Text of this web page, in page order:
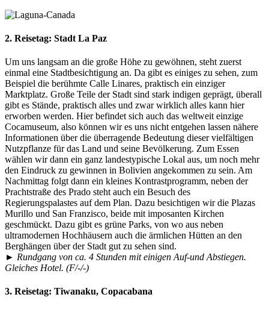
2. Reisetag: Stadt La Paz
Um uns langsam an die große Höhe zu gewöhnen, steht zuerst
einmal eine Stadtbesichtigung an. Da gibt es einiges zu sehen, zum
Beispiel die berühmte Calle Linares, praktisch ein einziger
Marktplatz. Große Teile der Stadt sind stark indigen geprägt, überall
gibt es Stände, praktisch alles und zwar wirklich alles kann hier
erworben werden. Hier befindet sich auch das weltweit einzige
Cocamuseum, also können wir es uns nicht entgehen lassen nähere
Informationen über die überragende Bedeutung dieser vielfältigen
Nutzpflanze für das Land und seine Bevölkerung. Zum Essen
wählen wir dann ein ganz landestypische Lokal aus, um noch mehr
den Eindruck zu gewinnen in Bolivien angekommen zu sein. Am
Nachmittag folgt dann ein kleines Kontrastprogramm, neben der
Prachtstraße des Prado steht auch ein Besuch des
Regierungspalastes auf dem Plan. Dazu besichtigen wir die Plazas
Murillo und San Franzisco, beide mit imposanten Kirchen
geschmückt. Dazu gibt es grüne Parks, von wo aus neben
ultramodernen Hochhäusern auch die ärmlichen Hütten an den
Berghängen über der Stadt gut zu sehen sind.
► Rundgang von ca. 4 Stunden mit einigen Auf-und Abstiegen.
Gleiches Hotel. (F/-/-)
3. Reisetag: Tiwanaku, Copacabana